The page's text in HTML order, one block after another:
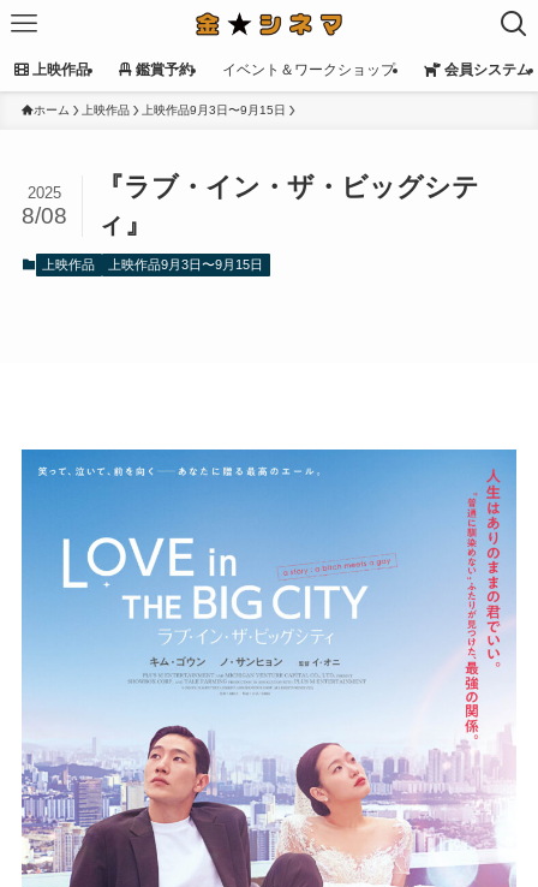
上映作品 鑑賞予約 イベント＆ワークショップ 会員システム
ホーム 上映作品 上映作品9月3日〜9月15日
『ラブ・イン・ザ・ビッグシテ
ィ』
2025
8/08
上映作品 上映作品9月3日〜9月15日